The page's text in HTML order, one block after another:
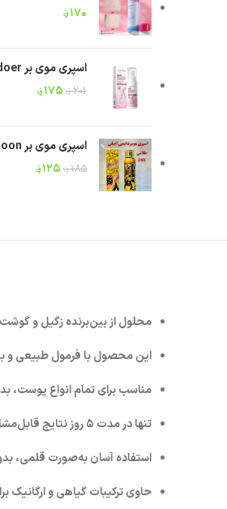
۱۷۰؋
اسپری موی بر sadoer
۲۰۱؋ ۱۷۵؋
اسپری موی بر majic moon
۱۸۵؋ ۱۲۵؋
محلول از بین‌برنده زگیل و
این محصول با فرمول طبیعی و
مناسب برای تمام انواع پوست،
تنها در مدت ۵ روز
نتایج
استفاده آسان به‌صورت قلمی،
حاوی ترکیبات گیاهی و ارگانیک